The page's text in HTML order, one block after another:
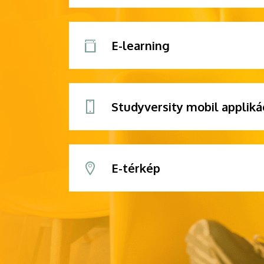
E-learning
Studyversity mobil
E-térkép